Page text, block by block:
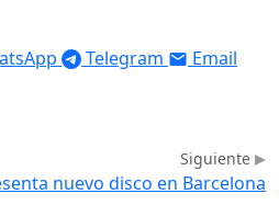
Telegram Email
Siguiente
nuevo disco en Barcelona